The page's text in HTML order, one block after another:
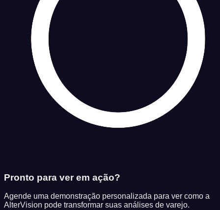
Pronto para ver em ação?
Agende uma demonstração personalizada para ver como a
AlterVision pode transformar suas análises de varejo.